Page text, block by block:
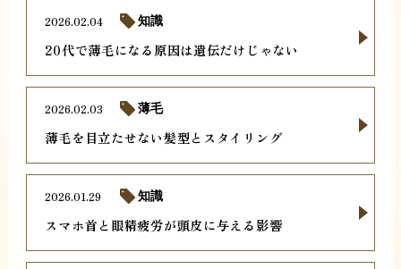
20代で薄毛になる原因は遺伝だけじゃない
2026.02.04 知識
薄毛を目立たせない髪型とスタイリング
2026.02.03 薄毛
スマホ首と眼精疲労が頭皮に与える影響
2026.01.29 知識